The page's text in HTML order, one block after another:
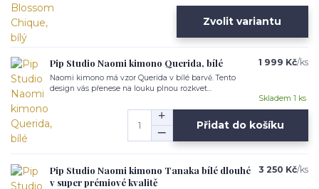
Zvolit variantu
Pip Studio Naomi kimono Querida, bílé
Naomi kimono má vzor Querida v bílé barvě. Tento
design vás přenese na louku plnou rozkvet...
1 999 Kč/ks
Skladem 1 ks
Přidat do košíku
Pip Studio Naomi kimono Tanaka bílé dlouhé
v super prémiové kvalitě
3 250 Kč/ks